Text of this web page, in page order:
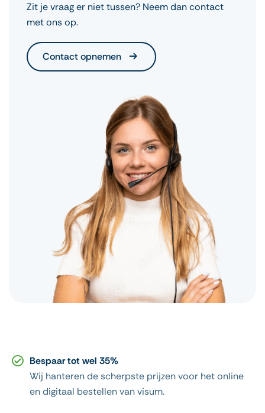
Zit je vraag er niet tussen? Neem dan contact
met ons op.
Contact opnemen
Bespaar tot wel 35%
Wij hanteren de scherpste prijzen voor het online
en digitaal bestellen van visum.